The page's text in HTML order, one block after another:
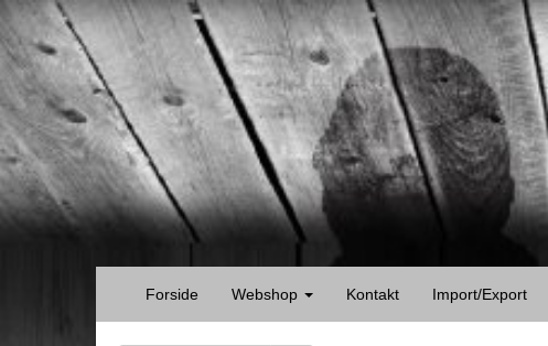
Forside Webshop Kontakt Import/Export